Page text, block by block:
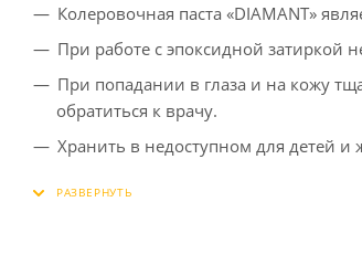
Колеровочная паста «DIAMANT»
При работе с эпоксидной затиркой
При попадании в глаза и на кожу
обратиться к врачу.
Хранить в недоступном для детей и